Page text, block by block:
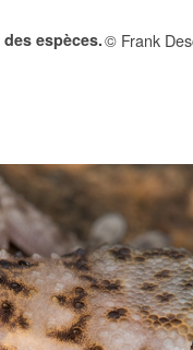
espèces.© Frank